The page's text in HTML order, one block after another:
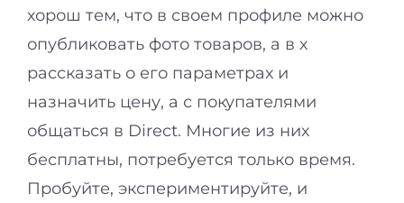
хорош тем, что в своем профиле можно
опубликовать фото товаров, а в х
рассказать о его параметрах и
назначить цену, а с покупателями
общаться в Direct. Многие из них
бесплатны, потребуется только время.
Пробуйте, экспериментируйте, и